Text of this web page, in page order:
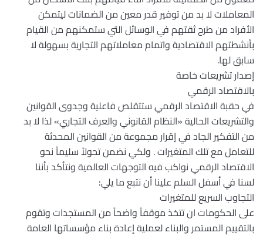
المعاملات لا بد من توفير قدر معين من الضمانات ليتمكن
الأفراد من طرح ثقتهم في الوسائل التي ستمكنهم من القيام
بأنشطتهم الاقتصادية واتمام معاملاتهم التجارية بسهولة لا
سابق لها.
إصدار تشريعات خاصة
بالاقتصاد الرقمي
في حقبة الاقتصاد الرقمي ستتقلص فاعلية وجدوى القوانين
والتشريعات الحالية «النظام القانوني والعرف التجاري» لذا لا بد
من التفكير الجاد في إقرار مجموعة من القوانين المحدثة
للتعامل مع تلك المتغيرات . ولكي نضمن تحولاً سليماً نحو
الاقتصاد الرقمي نواكب فيه التوجهات العالمية ونتأكد بأننا
لسنا في أسفل السلم علينا أن نتبع ما يلي:
التجاوب السريع للمتغيرات
على الحكومات ان تتخذ موقفاً واضحاً من المستجدات وتقوم
بالتقييم المستمر والبناء لعملية إعادة بناء مؤسساتها العامة